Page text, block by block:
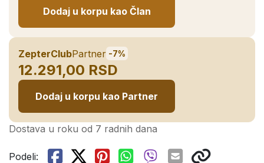
Dodaj u korpu kao Član
ZepterClubPartner -7%
12.291,00 RSD
Dodaj u korpu kao Partner
Dostava u roku od 7 radnih dana
Podeli: